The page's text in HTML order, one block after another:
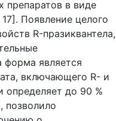
препаратов в виде
Появление целого
R-празиквантела,
форма является
включающего R- и
определяет до 90 %
позволило